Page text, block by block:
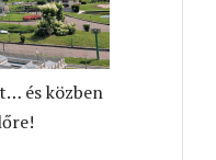
és közben